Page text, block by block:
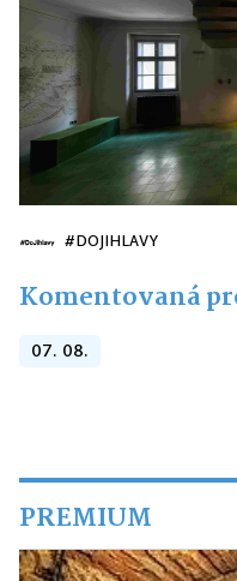
#DOJIHLAVY
Komentovaná
07. 08.
PREMIUM